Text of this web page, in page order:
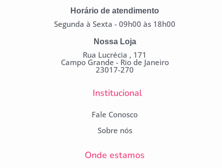
Horário de atendimento
Segunda à Sexta - 09h00 às 18h00
Nossa Loja
Rua Lucrécia , 171
Campo Grande - Rio de Janeiro
23017-270
Institucional
Fale Conosco
Sobre nós
Onde estamos